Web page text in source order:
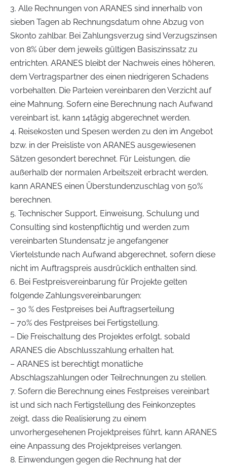
3. Alle Rechnungen von ARANES sind innerhalb von
sieben Tagen ab Rechnungsdatum ohne Abzug von
Skonto zahlbar. Bei Zahlungsverzug sind Verzugszinsen
von 8% über dem jeweils gültigen Basiszinssatz zu
entrichten. ARANES bleibt der Nachweis eines höheren,
dem Vertragspartner des einen niedrigeren Schadens
vorbehalten. Die Parteien vereinbaren den Verzicht auf
eine Mahnung. Sofern eine Berechnung nach Aufwand
vereinbart ist, kann 14tägig abgerechnet werden.
4. Reisekosten und Spesen werden zu den im Angebot
bzw. in der Preisliste von ARANES ausgewiesenen
Sätzen gesondert berechnet. Für Leistungen, die
außerhalb der normalen Arbeitszeit erbracht werden,
kann ARANES einen Überstundenzuschlag von 50%
berechnen.
5. Technischer Support, Einweisung, Schulung und
Consulting sind kostenpflichtig und werden zum
vereinbarten Stundensatz je angefangener
Viertelstunde nach Aufwand abgerechnet, sofern diese
nicht im Auftragspreis ausdrücklich enthalten sind.
6. Bei Festpreisvereinbarung für Projekte gelten
folgende Zahlungsvereinbarungen:
– 30 % des Festpreises bei Auftragserteilung
– 70% des Festpreises bei Fertigstellung.
– Die Freischaltung des Projektes erfolgt, sobald
ARANES die Abschlusszahlung erhalten hat.
– ARANES ist berechtigt monatliche
Abschlagszahlungen oder Teilrechnungen zu stellen.
7. Sofern die Berechnung eines Festpreises vereinbart
ist und sich nach Fertigstellung des Feinkonzeptes
zeigt, dass die Realisierung zu einem
unvorhergesehenen Projektpreises führt, kann ARANES
eine Anpassung des Projektpreises verlangen.
8. Einwendungen gegen die Rechnung hat der